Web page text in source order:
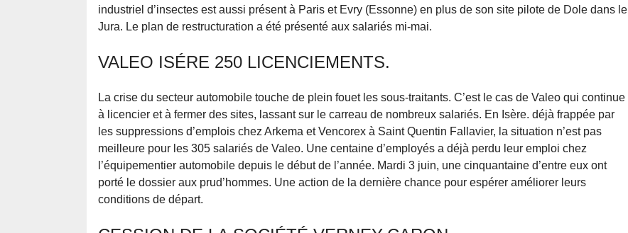
industriel d’insectes est aussi présent à Paris et Evry (Essonne) en plus de son site pilote de Dole dans le
Jura. Le plan de restructuration a été présenté aux salariés mi-mai.
VALEO ISÉRE 250 LICENCIEMENTS.
La crise du secteur automobile touche de plein fouet les sous-traitants. C’est le cas de Valeo qui continue
à licencier et à fermer des sites, lassant sur le carreau de nombreux salariés. En Isère. déjà frappée par
les suppressions d’emplois chez Arkema et Vencorex à Saint Quentin Fallavier, la situation n’est pas
meilleure pour les 305 salariés de Valeo. Une centaine d’employés a déjà perdu leur emploi chez
l’équipementier automobile depuis le début de l’année. Mardi 3 juin, une cinquantaine d’entre eux ont
porté le dossier aux prud’hommes. Une action de la dernière chance pour espérer améliorer leurs
conditions de départ.